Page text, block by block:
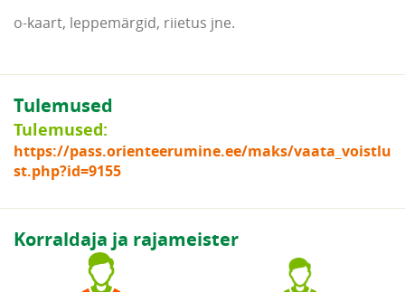
o-kaart, leppemärgid, riietus jne.
Tulemused
Tulemused:
https://pass.orienteerumine.ee/maks/vaata_voistlu
st.php?id=9155
Korraldaja ja rajameister